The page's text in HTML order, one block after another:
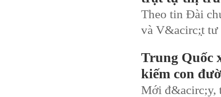
Theo tin Đài
và V&acirc;̣t tư
Trung Quốc
kiếm con
Mới đ&acirc;y,